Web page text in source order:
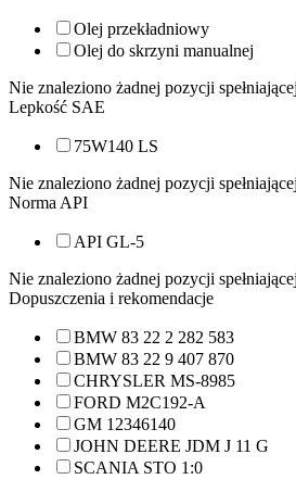
Olej przekładniowy
Olej do skrzyni manualnej
Nie znaleziono żadnej pozycji
Lepkość SAE
75W140 LS
Nie znaleziono żadnej pozycji
Norma API
API GL-5
Nie znaleziono żadnej pozycji
Dopuszczenia i rekomendacje
BMW 83 22 2 282 583
BMW 83 22 9 407 870
CHRYSLER MS-8985
FORD M2C192-A
GM 12346140
JOHN DEERE JDM J 11 G
SCANIA STO 1:0